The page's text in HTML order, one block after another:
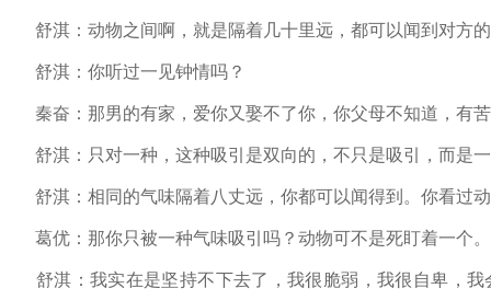
舒淇：动物之间啊，就是隔着几十里远，都可以闻到对方的
舒淇：你听过一见钟情吗？
秦奋：那男的有家，爱你又娶不了你，你父母不知道，有
舒淇：只对一种，这种吸引是双向的，不只是吸引，而是一
舒淇：相同的气味隔着八丈远，你都可以闻得到。你看过
葛优：那你只被一种气味吸引吗？动物可不是死盯着一个。
舒淇：我实在是坚持不下去了，我很脆弱，我很自卑，我